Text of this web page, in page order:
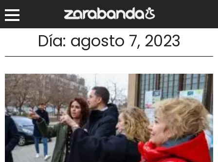
Día: agosto 7, 2023